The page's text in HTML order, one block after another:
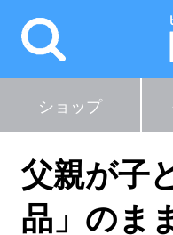
ショップ
父親が子
品」のま